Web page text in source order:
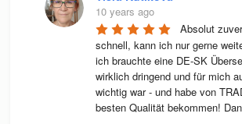
10 years ago
Absolut
schnell, kann ich nur gerne
ich brauchte eine DE-SK
wirklich dringend und für mich
wichtig war - und habe von
besten Qualität bekommen!